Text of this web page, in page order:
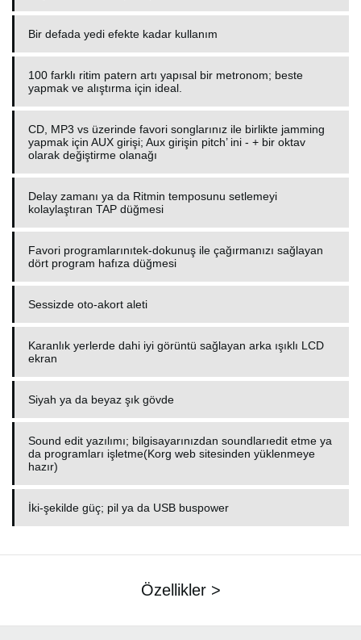
Bir defada yedi efekte kadar kullanım
100 farklı ritim patern artı yapısal bir metronom; beste
yapmak ve alıştırma için ideal.
CD, MP3 vs üzerinde favori songlarınız ile birlikte jamming
yapmak için AUX girişi; Aux girişin pitch’ ini - + bir oktav
olarak değiştirme olanağı
Delay zamanı ya da Ritmin temposunu setlemeyi
kolaylaştıran TAP düğmesi
Favori programlarınıtek-dokunuş ile çağırmanızı sağlayan
dört program hafıza düğmesi
Sessizde oto-akort aleti
Karanlık yerlerde dahi iyi görüntü sağlayan arka ışıklı LCD
ekran
Siyah ya da beyaz şık gövde
Sound edit yazılımı; bilgisayarınızdan soundlarıedit etme ya
da programları işletme(Korg web sitesinden yüklenmeye
hazır)
İki-şekilde güç; pil ya da USB buspower
Özellikler >